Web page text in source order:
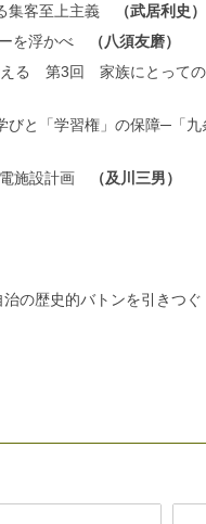
集客至上主義
武居利史
を浮かべ
八須友磨
る 第3回 家族にとっての
と「学習権」の保障─「九
施設計画
及川三男
の歴史的バトンを引きつ